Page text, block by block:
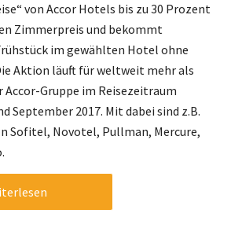
von Accor Hotels bis zu 30 Prozent
Zimmerpreis und bekommt
im gewählten Hotel ohne
Aktion läuft für weltweit mehr als
Accor-Gruppe im Reisezeitraum
September 2017. Mit dabei sind z.B.
Sofitel, Novotel, Pullman, Mercure,